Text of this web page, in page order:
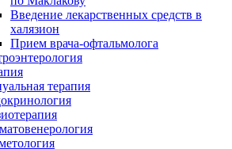
Введение лекарственных средств в
халязион
Прием врача-офтальмолога
терапия